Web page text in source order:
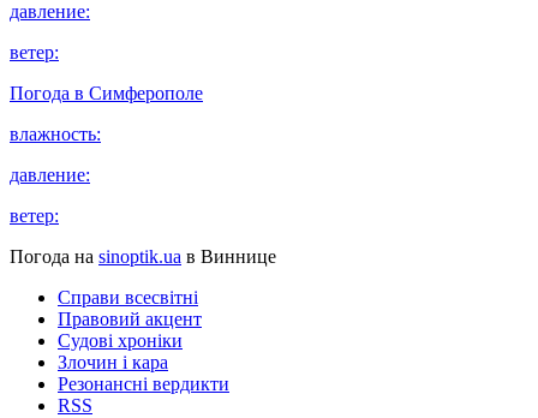
давление:
ветер:
Погода в Симферополе
влажность:
давление:
ветер:
Погода на sinoptik.ua в Виннице
Справи всесвітні
Правовий акцент
Судові хроніки
Злочин і кара
Резонансні вердикти
RSS